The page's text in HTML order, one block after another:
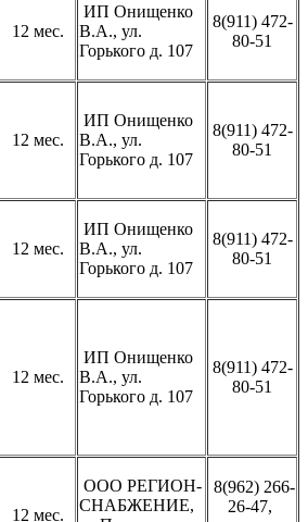
12 мес.
ИП Онищенко
В.А., ул.
Горького д. 107
8(911) 472-
80-51
12 мес.
ИП Онищенко
В.А., ул.
Горького д. 107
8(911) 472-
80-51
12 мес.
ИП Онищенко
В.А., ул.
Горького д. 107
8(911) 472-
80-51
12 мес.
ИП Онищенко
В.А., ул.
Горького д. 107
8(911) 472-
80-51
12 мес.
ООО РЕГИОН-
СНАБЖЕНИЕ,
8(962) 266-
26-47,